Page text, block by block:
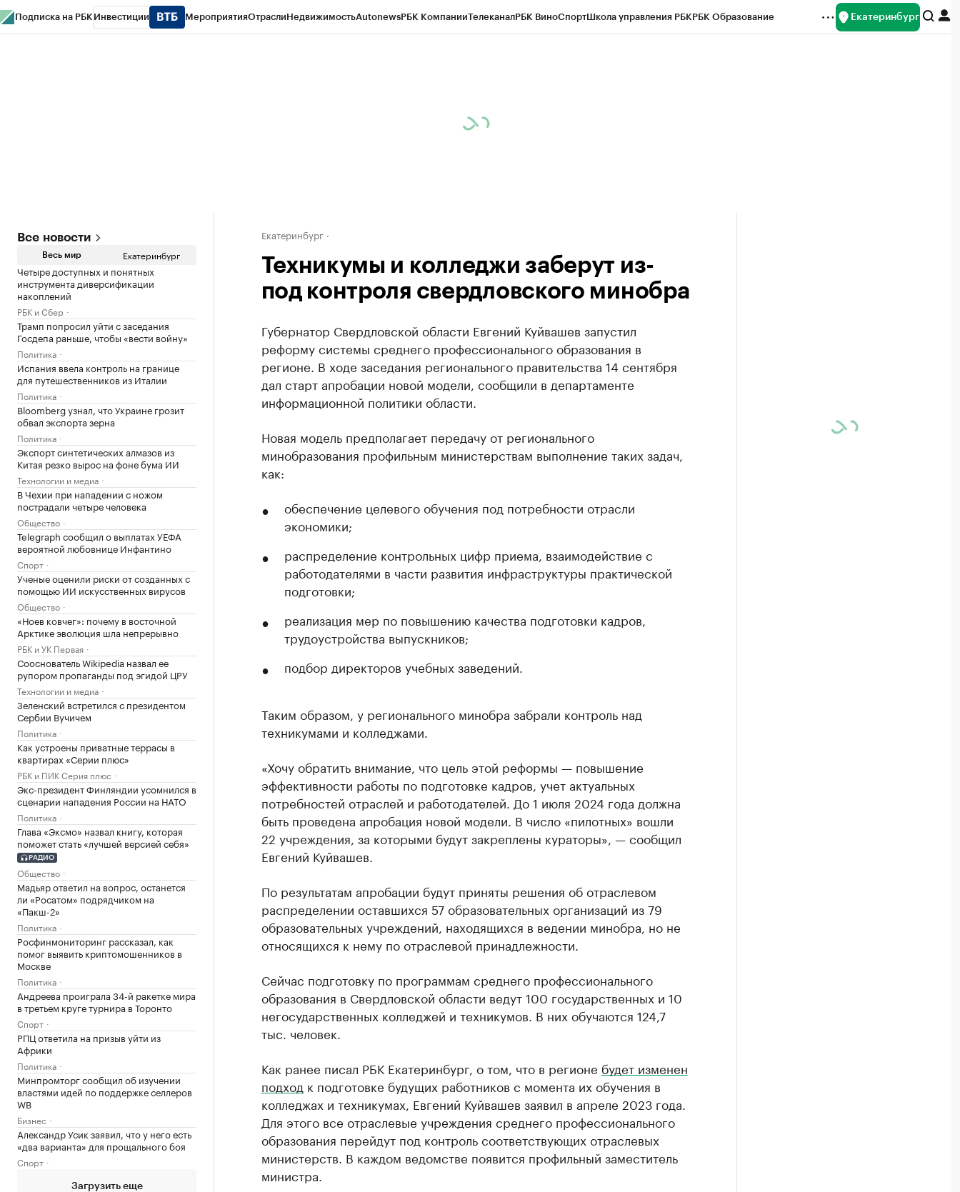
Подписка на РБК Инвестиции МероприятияОтраслиНедвижимостьAutonewsРБК КомпанииТелеканалРБК ВиноСпортШкола управления РБКРБК Образование Екатеринбург
Все новости
Весь мир Екатеринбург
Четыре доступных и понятных
инструмента диверсификации
накоплений
РБК и Сбер
Трамп попросил уйти с заседания
Госдепа раньше, чтобы «вести войну»
Политика
Испания ввела контроль на границе
для путешественников из Италии
Политика
Bloomberg узнал, что Украине грозит
обвал экспорта зерна
Политика
Экспорт синтетических алмазов из
Китая резко вырос на фоне бума ИИ
Технологии и медиа
В Чехии при нападении с ножом
пострадали четыре человека
Общество
Telegraph сообщил о выплатах УЕФА
вероятной любовнице Инфантино
Спорт
Ученые оценили риски от созданных с
помощью ИИ искусственных вирусов
Общество
«Ноев ковчег»: почему в восточной
Арктике эволюция шла непрерывно
РБК и УК Первая
Сооснователь Wikipedia назвал ее
рупором пропаганды под эгидой ЦРУ
Технологии и медиа
Зеленский встретился с президентом
Сербии Вучичем
Политика
Как устроены приватные террасы в
квартирах «Серии плюс»
РБК и ПИК Серия плюс
Экс-президент Финляндии усомнился в
сценарии нападения России на НАТО
Политика
Глава «Эксмо» назвал книгу, которая
поможет стать «лучшей версией себя»
РАДИО
Общество
Мадьяр ответил на вопрос, останется
ли «Росатом» подрядчиком на
«Пакш-2»
Политика
Росфинмониторинг рассказал, как
помог выявить криптомошенников в
Москве
Политика
Андреева проиграла 34-й ракетке мира
в третьем круге турнира в Торонто
Спорт
РПЦ ответила на призыв уйти из
Африки
Политика
Минпромторг сообщил об изучении
властями идей по поддержке селлеров
WB
Бизнес
Александр Усик заявил, что у него есть
«два варианта» для прощального боя
Спорт
Загрузить еще
Екатеринбург
Техникумы и колледжи заберут из-
под контроля свердловского минобра
Губернатор Свердловской области Евгений Куйвашев запустил
реформу системы среднего профессионального образования в
регионе. В ходе заседания регионального правительства 14 сентября
дал старт апробации новой модели, сообщили в департаменте
информационной политики области.
Новая модель предполагает передачу от регионального
минобразования профильным министерствам выполнение таких задач,
как:
обеспечение целевого обучения под потребности отрасли
экономики;
распределение контрольных цифр приема, взаимодействие с
работодателями в части развития инфраструктуры практической
подготовки;
реализация мер по повышению качества подготовки кадров,
трудоустройства выпускников;
подбор директоров учебных заведений.
Таким образом, у регионального минобра забрали контроль над
техникумами и колледжами.
«Хочу обратить внимание, что цель этой реформы — повышение
эффективности работы по подготовке кадров, учет актуальных
потребностей отраслей и работодателей. До 1 июля 2024 года должна
быть проведена апробация новой модели. В число «пилотных» вошли
22 учреждения, за которыми будут закреплены кураторы», — сообщил
Евгений Куйвашев.
По результатам апробации будут приняты решения об отраслевом
распределении оставшихся 57 образовательных организаций из 79
образовательных учреждений, находящихся в ведении минобра, но не
относящихся к нему по отраслевой принадлежности.
Сейчас подготовку по программам среднего профессионального
образования в Свердловской области ведут 100 государственных и 10
негосударственных колледжей и техникумов. В них обучаются 124,7
тыс. человек.
Как ранее писал РБК Екатеринбург, о том, что в регионе будет изменен
подход к подготовке будущих работников с момента их обучения в
колледжах и техникумах, Евгений Куйвашев заявил в апреле 2023 года.
Для этого все отраслевые учреждения среднего профессионального
образования перейдут под контроль соответствующих отраслевых
министерств. В каждом ведомстве появится профильный заместитель
министра.